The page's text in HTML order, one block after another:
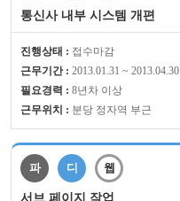
통신사 내부 시스템 개편
진행상태 : 접수마감
근무기간 : 2013.01.31 ~ 2013.04.30
필요경력 : 8년차 이상
근무위치 : 분당 정자역 부근
파 디 웹
서브 페이지 작업